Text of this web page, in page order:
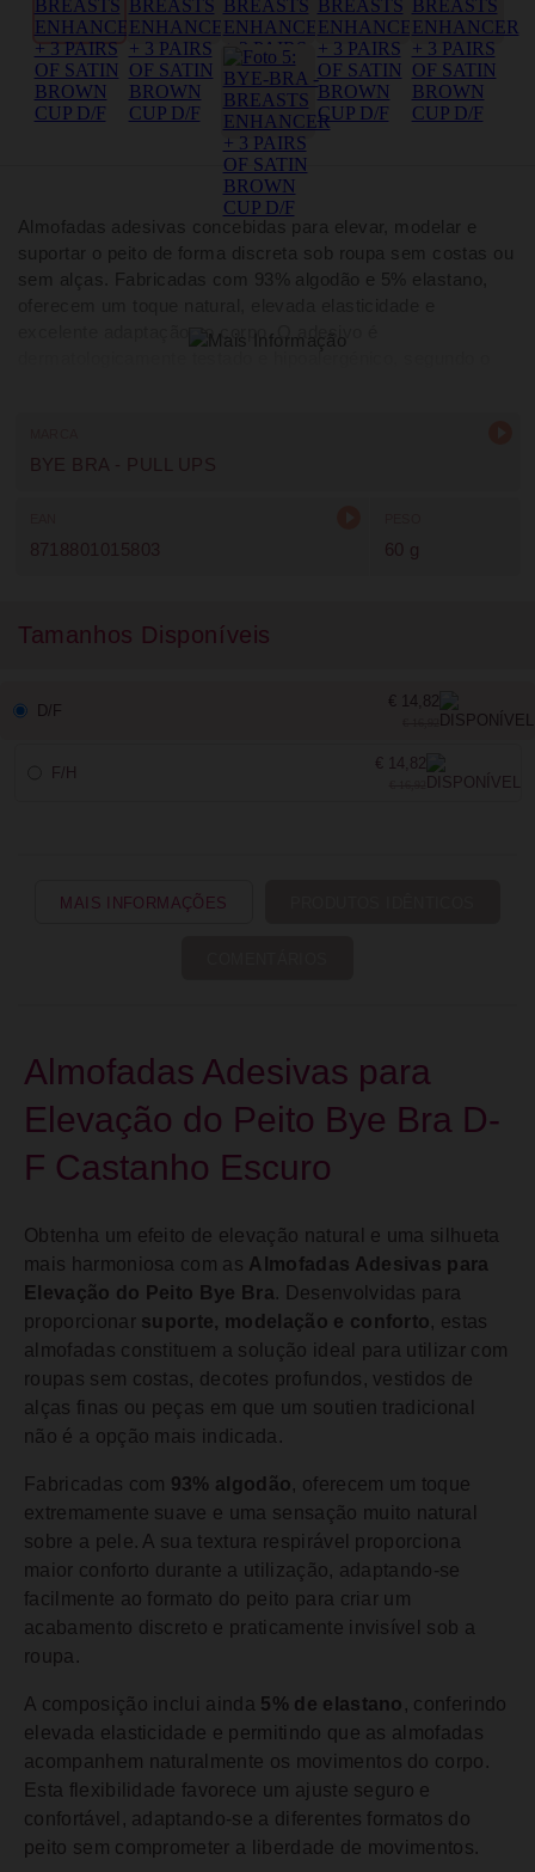
Almofadas adesivas concebidas para elevar, modelar e
suportar o peito de forma discreta sob roupa sem costas ou
sem alças. Fabricadas com 93% algodão e 5% elastano,
excelente adaptação ao corpo. O adesivo é
BYE BRA - PULL UPS
8718801015803 60 g
Tamanhos Disponíveis
D/F
€ 14,82
F/H
€ 14,82
MAIS INFORMAÇÕES
Almofadas Adesivas para
Elevação do Peito Bye Bra D-
F Castanho Escuro
Obtenha um efeito de elevação natural e uma silhueta
mais harmoniosa com as Almofadas Adesivas para
Elevação do Peito Bye Bra. Desenvolvidas para
proporcionar suporte, modelação e conforto, estas
almofadas constituem a solução ideal para utilizar com
roupas sem costas, decotes profundos, vestidos de
alças finas ou peças em que um soutien tradicional
não é a opção mais indicada.
Fabricadas com 93% algodão, oferecem um toque
extremamente suave e uma sensação muito natural
sobre a pele. A sua textura respirável proporciona
maior conforto durante a utilização, adaptando-se
facilmente ao formato do peito para criar um
acabamento discreto e praticamente invisível sob a
roupa.
A composição inclui ainda 5% de elastano , conferindo
elevada elasticidade e permitindo que as almofadas
acompanhem naturalmente os movimentos do corpo.
Esta flexibilidade favorece um ajuste seguro e
confortável, adaptando-se a diferentes formatos do
peito sem comprometer a liberdade de movimentos.